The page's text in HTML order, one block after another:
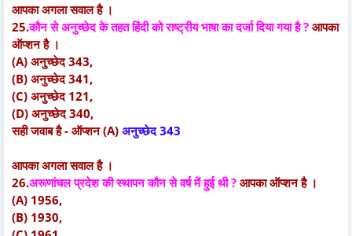
आपका अगला सवाल है ।
25.कौन से अनुच्छेद के तहत हिंदी को राष्ट्रीय भाषा का दर्जा दिया गया है ? आपका
ऑप्शन है ।
(A) अनुच्छेद 343,
(B) अनुच्छेद 341,
(C) अनुच्छेद 121,
(D) अनुच्छेद 340,
सही जवाब है - ऑप्शन (A) अनुच्छेद 343
आपका अगला सवाल है ।
26.अरूणांचल प्रदेश की स्थापन कौन से वर्ष में हुई थी ? आपका ऑप्शन है ।
(A) 1956,
(B) 1930,